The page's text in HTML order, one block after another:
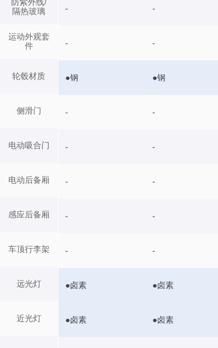
防紫外线/
隔热玻璃
运动外观套
件
轮毂材质
侧滑门
电动吸合门
电动后备厢
感应后备厢
车顶行李架
远光灯
近光灯
- -
- -
●钢 ●钢
- -
- -
- -
- -
- -
●卤素 ●卤素
●卤素 ●卤素